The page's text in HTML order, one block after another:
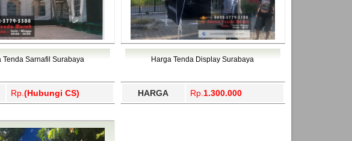
Tenda Sarnafil Surabaya
Rp. (Hubungi CS)
Harga Tenda Display Surabaya
HARGA Rp. 1.300.000